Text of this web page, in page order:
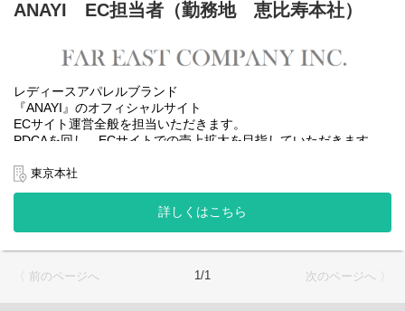
ANAYI EC担当者（勤務地 恵比寿本社）
レディースアパレルブランド
『ANAYI』のオフィシャルサイト
ECサイト運営全般を担当いただきます。
PDCAを回し、ECサイトでの売上拡大を目指していただきます。
【業務内容】
・OFFICIAL SITEの構築、企画立案・運用
・関係部署や取引先様と連携して、オンラインショップの売り上
するための商品管理、顧客管理、係数管理、サービス立案
・販促計画の立案、実行
・在庫管理やデータ登録
・カスタマー対応
東京本社
詳しくはこちら
〈 前のページへ 1/1 次のページへ 〉